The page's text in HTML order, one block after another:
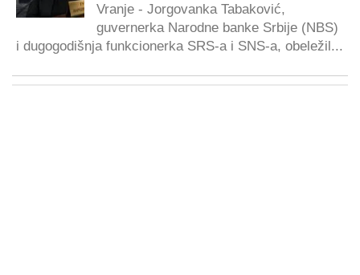
Vranje - Jorgovanka Tabaković,
guvernerka Narodne banke Srbije (NBS)
i dugogodišnja funkcionerka SRS-a i SNS-a, obeležil...